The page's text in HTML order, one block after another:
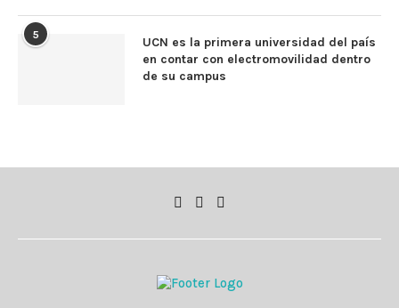
5
UCN es la primera universidad del país
en contar con electromovilidad dentro
de su campus